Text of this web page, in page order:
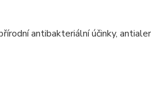
antibakteriální účinky,